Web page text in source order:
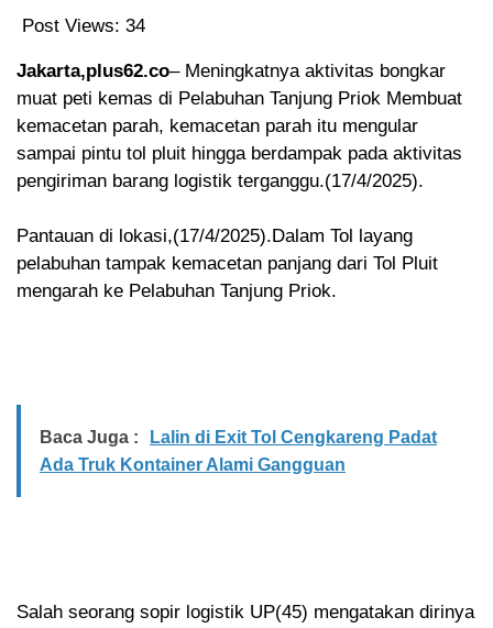
Post Views: 34
Jakarta,plus62.co– Meningkatnya aktivitas bongkar
muat peti kemas di Pelabuhan Tanjung Priok Membuat
kemacetan parah, kemacetan parah itu mengular
sampai pintu tol pluit hingga berdampak pada aktivitas
pengiriman barang logistik terganggu.(17/4/2025).
Pantauan di lokasi,(17/4/2025).Dalam Tol layang
pelabuhan tampak kemacetan panjang dari Tol Pluit
mengarah ke Pelabuhan Tanjung Priok.
Baca Juga :
Lalin di Exit Tol Cengkareng Padat
Ada Truk Kontainer Alami Gangguan
Salah seorang sopir logistik UP(45) mengatakan dirinya